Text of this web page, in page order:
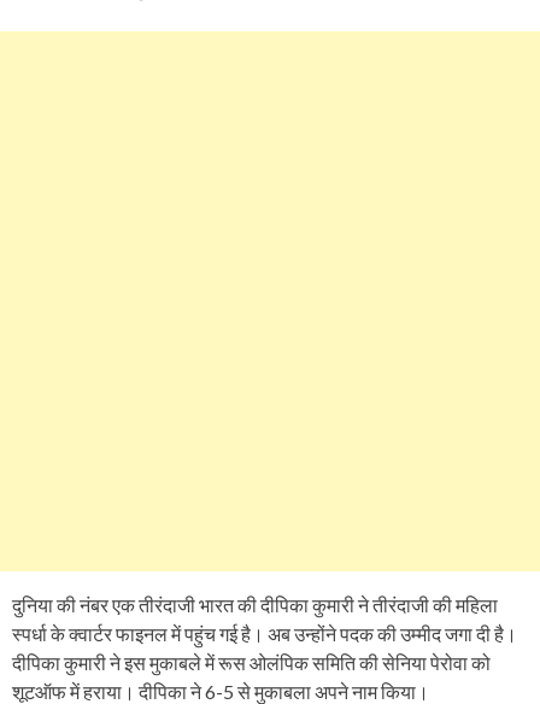
दुनिया की नंबर एक तीरंदाजी भारत की दीपिका कुमारी ने तीरंदाजी की महिला
स्पर्धा के क्वार्टर फाइनल में पहुंच गई है। अब उन्होंने पदक की उम्मीद जगा दी है।
दीपिका कुमारी ने इस मुकाबले में रूस ओलंपिक समिति की सेनिया पेरोवा को
शूटऑफ में हराया। दीपिका ने 6-5 से मुकाबला अपने नाम किया।